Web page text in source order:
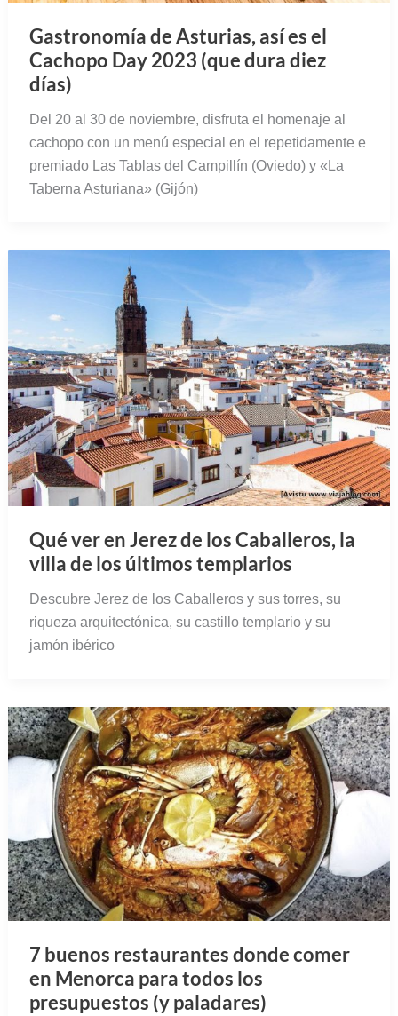
Gastronomía de Asturias, así es el
Cachopo Day 2023 (que dura diez
días)
Del 20 al 30 de noviembre, disfruta el homenaje al
cachopo con un menú especial en el repetidamente e
premiado Las Tablas del Campillín (Oviedo) y «La
Taberna Asturiana» (Gijón)
Qué ver en Jerez de los Caballeros, la
villa de los últimos templarios
Descubre Jerez de los Caballeros y sus torres, su
riqueza arquitectónica, su castillo templario y su
jamón ibérico
7 buenos restaurantes donde comer
en Menorca para todos los
presupuestos (y paladares)